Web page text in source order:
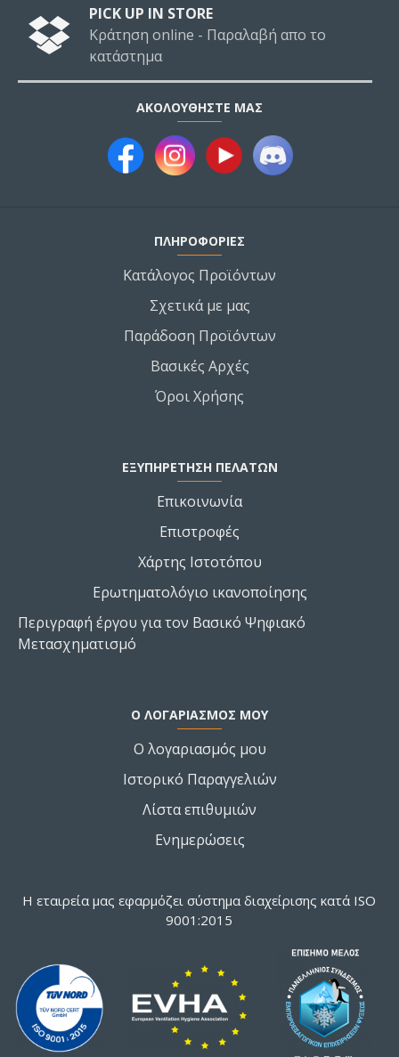
PICK UP IN STORE
Κράτηση online - Παραλαβή απο το
κατάστημα
ΑΚΟΛΟΥΘΉΣΤΕ ΜΑΣ
ΠΛΗΡΟΦΟΡΙΕΣ
Κατάλογος Προϊόντων
Σχετικά με μας
Παράδοση Προϊόντων
Βασικές Αρχές
Όροι Χρήσης
ΕΞΥΠΗΡΕΤΗΣΗ ΠΕΛΑΤΩΝ
Επικοινωνία
Επιστροφές
Χάρτης Ιστοτόπου
Ερωτηματολόγιο ικανοποίησης
Περιγραφή έργου για τον Βασικό Ψηφιακό
Μετασχηματισμό
Ο ΛΟΓΑΡΙΑΣΜΌΣ ΜΟΥ
Ο λογαριασμός μου
Ιστορικό Παραγγελιών
Λίστα επιθυμιών
Ενημερώσεις
Η εταιρεία μας εφαρμόζει σύστημα διαχείρισης κατά ISO
9001:2015